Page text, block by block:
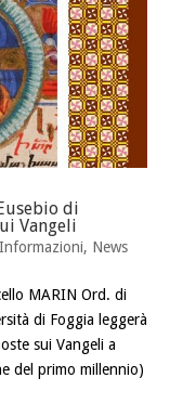
di
Vangeli
Informazioni, News
MARIN Ord. di
di Foggia leggerà
sui Vangeli a
del primo millennio)